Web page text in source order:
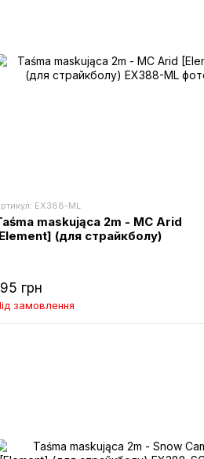
EX388-ML
maskująca 2m - MC Arid
(для страйкболу)
грн
замовлення